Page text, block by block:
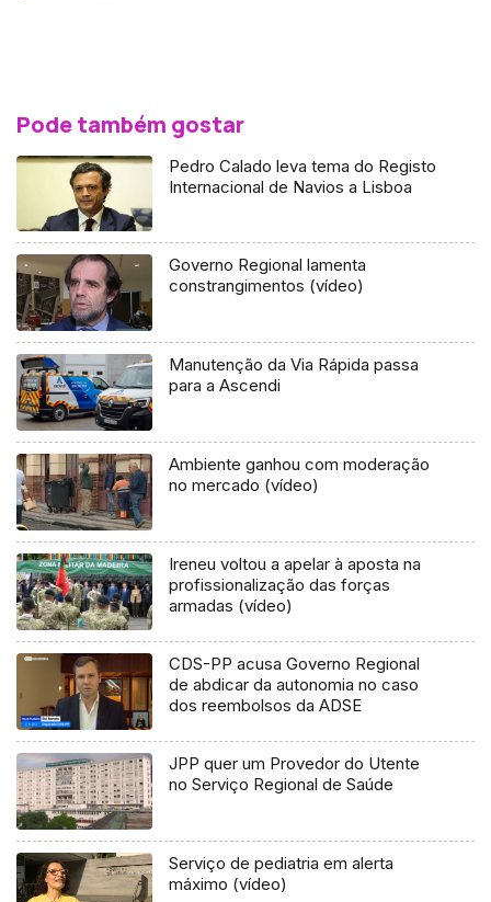
Pode também gostar
Pedro Calado leva tema do Registo
Internacional de Navios a Lisboa
Governo Regional lamenta
constrangimentos (vídeo)
Manutenção da Via Rápida passa
para a Ascendi
Ambiente ganhou com moderação
no mercado (vídeo)
Ireneu voltou a apelar à aposta na
profissionalização das forças
armadas (vídeo)
CDS-PP acusa Governo Regional
de abdicar da autonomia no caso
dos reembolsos da ADSE
JPP quer um Provedor do Utente
no Serviço Regional de Saúde
Serviço de pediatria em alerta
máximo (vídeo)